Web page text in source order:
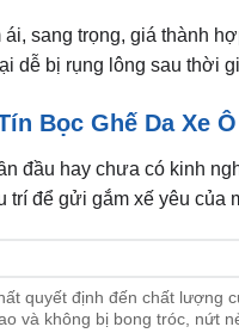
sang trọng, giá thành
dễ bị rụng lông sau thời
Bọc Ghế Da Xe
đầu hay chưa có kinh
để gửi gắm xế yêu của
quyết định đến chất lượng
và không bị bong tróc, nứt